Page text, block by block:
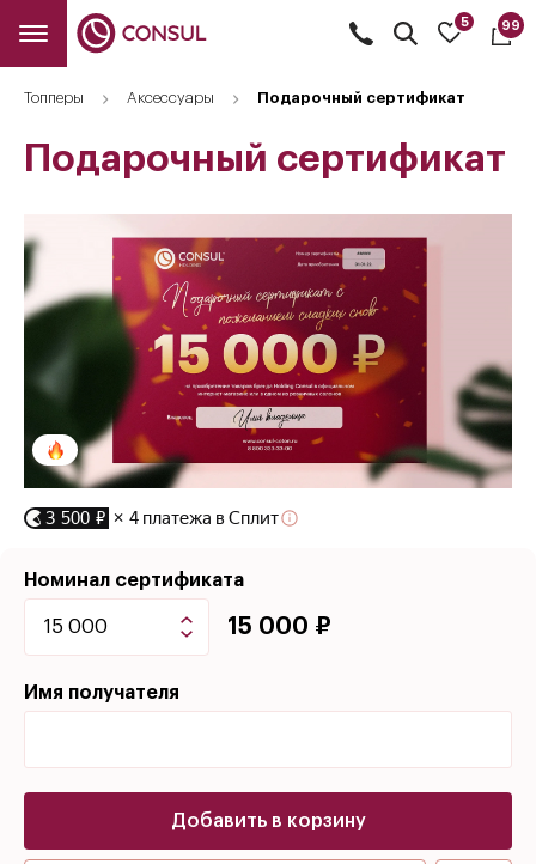
5 99
Топперы Аксессуары Подарочный сертификат
Подарочный сертификат
3 500 ₽ × 4 платежа в Сплит
Номинал сертификата
15 000 ₽
Имя получателя
Добавить в корзину